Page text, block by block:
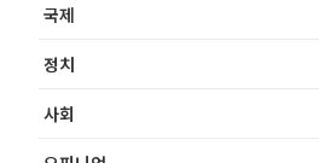
국제
정치
사회